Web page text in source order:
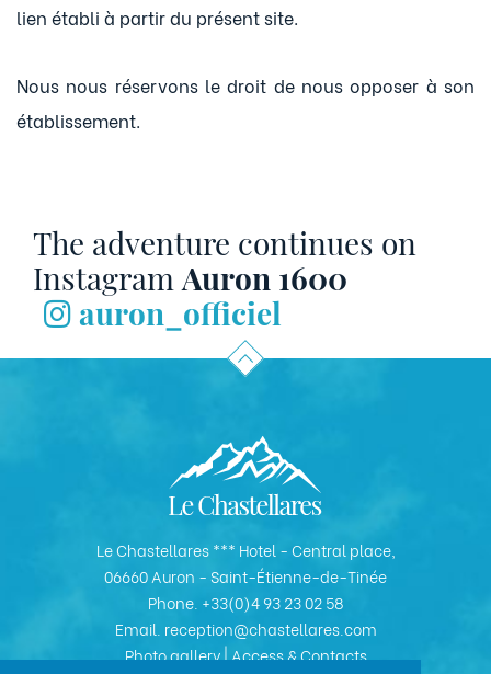
lien établi à partir du présent site.
Nous nous réservons le droit de nous opposer à son
établissement.
The adventure continues on
Instagram Auron 1600
auron_officiel
Le Chastellares *** Hotel - Central place,
06660 Auron - Saint-Étienne-de-Tinée
Phone. +33(0)4 93 23 02 58
Email. reception@chastellares.com
Photo gallery|Access & Contacts